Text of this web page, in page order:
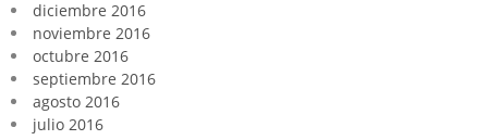
diciembre 2016
noviembre 2016
octubre 2016
septiembre 2016
agosto 2016
julio 2016